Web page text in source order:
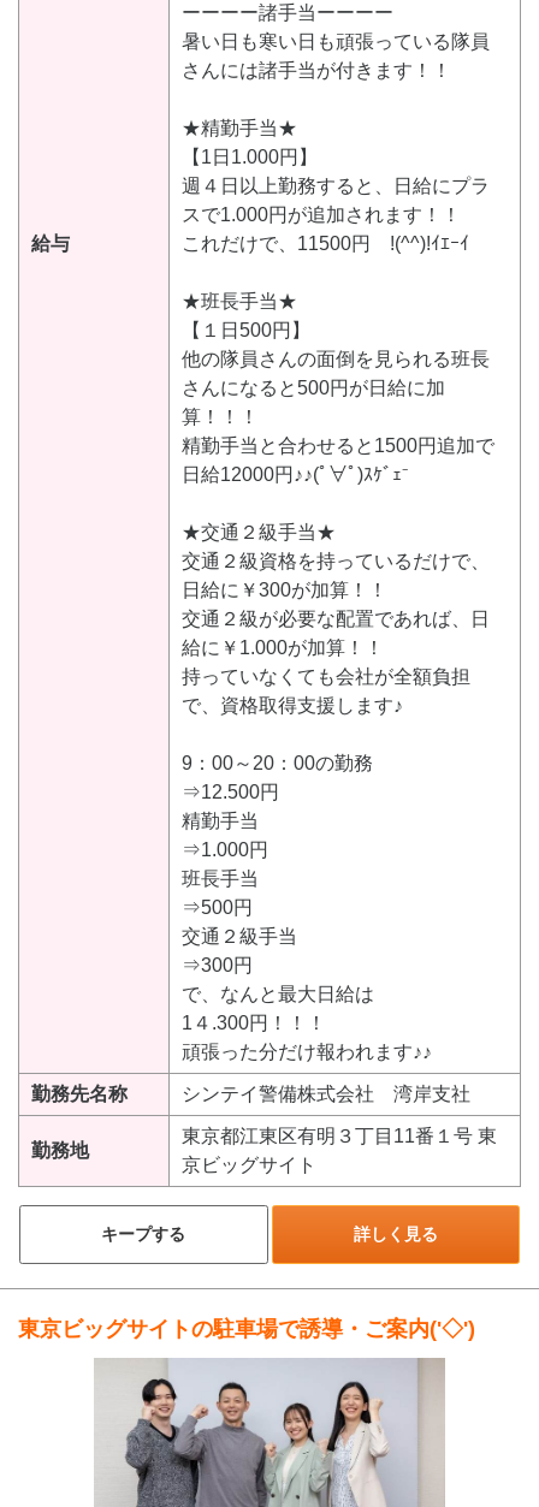
給与
ーーーー諸手当ーーーー
暑い日も寒い日も頑張っている隊員
さんには諸手当が付きます！！
★精勤手当★
【1日1.000円】
週４日以上勤務すると、日給にプラ
スで1.000円が追加されます！！
これだけで、11500円 !(^^)!ｲｴｰｲ
★班長手当★
【１日500円】
他の隊員さんの面倒を見られる班長
さんになると500円が日給に加
算！！！
精勤手当と合わせると1500円追加で
日給12000円♪♪(ﾟ∀ﾟ)ｽｹﾞｪ⁻
★交通２級手当★
交通２級資格を持っているだけで、
日給に￥300が加算！！
交通２級が必要な配置であれば、日
給に￥1.000が加算！！
持っていなくても会社が全額負担
で、資格取得支援します♪
9：00～20：00の勤務
⇒12.500円
精勤手当
⇒1.000円
班長手当
⇒500円
交通２級手当
⇒300円
で、なんと最大日給は
1４.300円！！！
頑張った分だけ報われます♪♪
勤務先名称 シンテイ警備株式会社 湾岸支社
勤務地
東京都江東区有明３丁目11番１号 東
京ビッグサイト
キープする 詳しく見る
東京ビッグサイトの駐車場で誘導・ご案内('◇')ゞ